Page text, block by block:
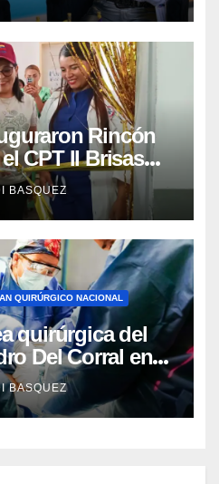
Rincón
CPT II Brisas
BASQUEZ
QUIRÚRGICO NACIONAL
quirúrgica del
Del Corral en
BASQUEZ